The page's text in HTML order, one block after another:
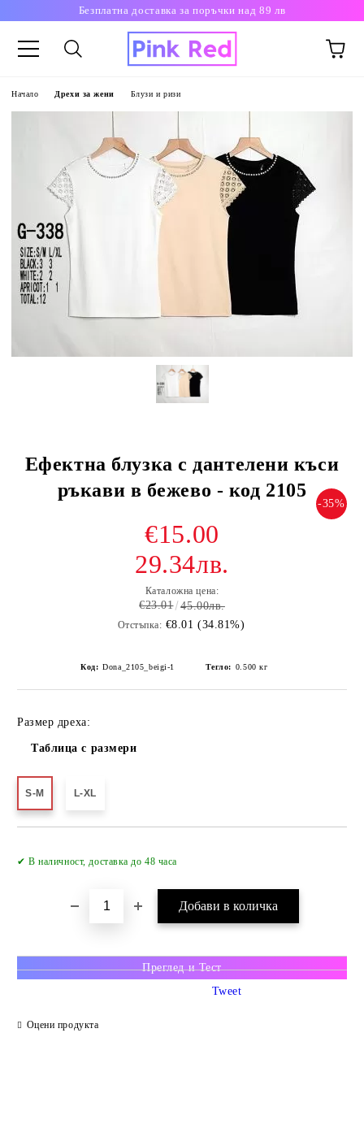
Безплатна доставка за поръчки над 89 лв
Начало Дрехи за жени Блузи и ризи
Ефектна блузка с дантелени къси
ръкави в бежево - код 2105
-35%
€15.00
29.34лв.
Каталожна цена:
€23.01 45.00лв.
Отстъпка: €8.01 (34.81%)
Код: Dona_2105_beigi-1 Тегло: 0.500 кг
Размер дреха:
Таблица с размери
S-M L-XL
✔ В наличност, доставка до 48 часа
Преглед и Тест
Оцени продукта
Tweet